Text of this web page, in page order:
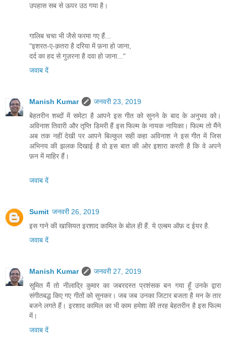
उपहास सब से ऊपर उठ गया है।
गालिब चचा भी जैसे फरमा गए हैं...
"इशरत-ए-क़तरा है दरिया में फ़ना हो जाना,
दर्द का हद से गुज़रना है दवा हो जाना..."
जवाब दें
Manish Kumar
जनवरी 23, 2019
बेहतरीन शब्दों में समेटा है आपने इस गीत को सुनने के बाद के अनुभव को।
अविनाश तिवारी और तृप्ति डिमरी हैं इस फिल्म के नायक नायिका। फिल्म तो मैंने
अब तक नहीं देखी पर आपने बिल्कुल सही कहा अविनाश ने इस गीत में जिस
अभिनय की झलक दिखाई है वो इस बात की ओर इशारा करती है कि वे अपने
फ़न में माहिर हैं।
जवाब दें
Sumit जनवरी 26, 2019
इस गाने की खासियत इरशाद कामिल के बोल ही हैं. ये एल्बम ऑफ़ द ईयर है.
जवाब दें
Manish Kumar
जनवरी 27, 2019
सुमित मैं तो नीलाद्रि कुमार का जबरदस्त प्रशंसक बन गया हूँ उनके द्वारा
संगीतबद्ध किए गए गीतों को सुनकर। जब जब उनका जिटार बजता है मन के तार
बजने लगते हैं। इरशाद कामिल का भी काम हमेशा केी तरह बेहतरीन है इस फिल्म
में।
जवाब दें